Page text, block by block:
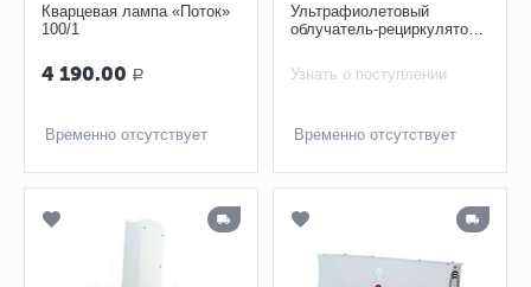
Кварцевая лампа «Поток»
100/1
4 190.00 Р
Временно отсутствует
Ультрафиолетовый
облучатель-рециркулятор
Узнать о поступлении
Временно отсутствует